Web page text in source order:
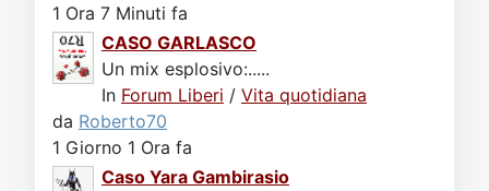
1 Ora 7 Minuti fa
CASO GARLASCO
Un mix esplosivo:.....
In Forum Liberi / Vita quotidiana
da Roberto70
1 Giorno 1 Ora fa
Caso Yara Gambirasio